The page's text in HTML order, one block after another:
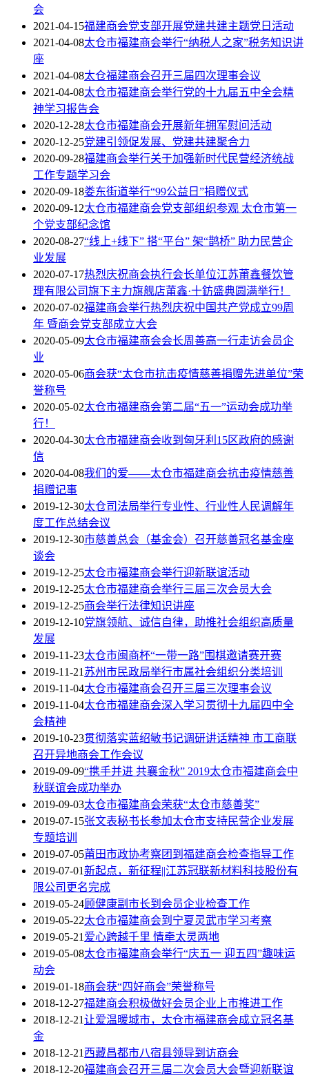
会
2021-04-15福建商会党支部开展党建共建主题党日活动
2021-04-08太仓市福建商会举行“纳税人之家”税务知识讲
座
2021-04-08太仓福建商会召开三届四次理事会议
2021-04-08太仓市福建商会举行党的十九届五中全会精
神学习报告会
2020-12-28太仓市福建商会开展新年拥军慰问活动
2020-12-25党建引领促发展、党建共建聚合力
2020-09-28福建商会举行关于加强新时代民营经济统战
工作专题学习会
2020-09-18娄东街道举行“99公益日”捐赠仪式
2020-09-12太仓市福建商会党支部组织参观 太仓市第一
个党支部纪念馆
2020-08-27“线上+线下” 搭“平台” 架“鹊桥” 助力民营企
业发展
2020-07-17热烈庆祝商会执行会长单位江苏莆鑫餐饮管
理有限公司旗下主力旗舰店莆鑫·十鈁盛典圆满举行！
2020-07-02福建商会举行热烈庆祝中国共产党成立99周
年 暨商会党支部成立大会
2020-05-09太仓市福建商会会长周善高一行走访会员企
业
2020-05-06商会获“太仓市抗击疫情慈善捐赠先进单位”荣
誉称号
2020-05-02太仓市福建商会第二届“五一”运动会成功举
行！
2020-04-30太仓市福建商会收到匈牙利15区政府的感谢
信
2020-04-08我们的爱——太仓市福建商会抗击疫情慈善
捐赠记事
2019-12-30太仓司法局举行专业性、行业性人民调解年
度工作总结会议
2019-12-30市慈善总会（基金会）召开慈善冠名基金座
谈会
2019-12-25太仓市福建商会举行迎新联谊活动
2019-12-25太仓市福建商会举行三届三次会员大会
2019-12-25商会举行法律知识讲座
2019-12-10党旗领航、诚信自律，助推社会组织高质量
发展
2019-11-23太仓市闽商杯“一带一路”围棋邀请赛开赛
2019-11-21苏州市民政局举行市属社会组织分类培训
2019-11-04太仓市福建商会召开三届三次理事会议
2019-11-04太仓市福建商会深入学习贯彻十九届四中全
会精神
2019-10-23贯彻落实蓝绍敏书记调研讲话精神 市工商联
召开异地商会工作会议
2019-09-09“携手并进 共襄金秋” 2019太仓市福建商会中
秋联谊会成功举办
2019-09-03太仓市福建商会荣获“太仓市慈善奖”
2019-07-15张文表秘书长参加太仓市支持民营企业发展
专题培训
2019-07-05莆田市政协考察团到福建商会检查指导工作
2019-07-01新起点，新征程||江苏冠联新材料科技股份有
限公司更名完成
2019-05-24顾健康副市长到会员企业检查工作
2019-05-22太仓市福建商会到宁夏灵武市学习考察
2019-05-21爱心跨越千里 情牵太灵两地
2019-05-08太仓市福建商会举行“庆五一 迎五四”趣味运
动会
2019-01-18商会获“四好商会”荣誉称号
2018-12-27福建商会积极做好会员企业上市推进工作
2018-12-21让爱温暖城市，太仓市福建商会成立冠名基
金
2018-12-21西藏昌都市八宿县领导到访商会
2018-12-20福建商会召开三届二次会员大会暨迎新联谊